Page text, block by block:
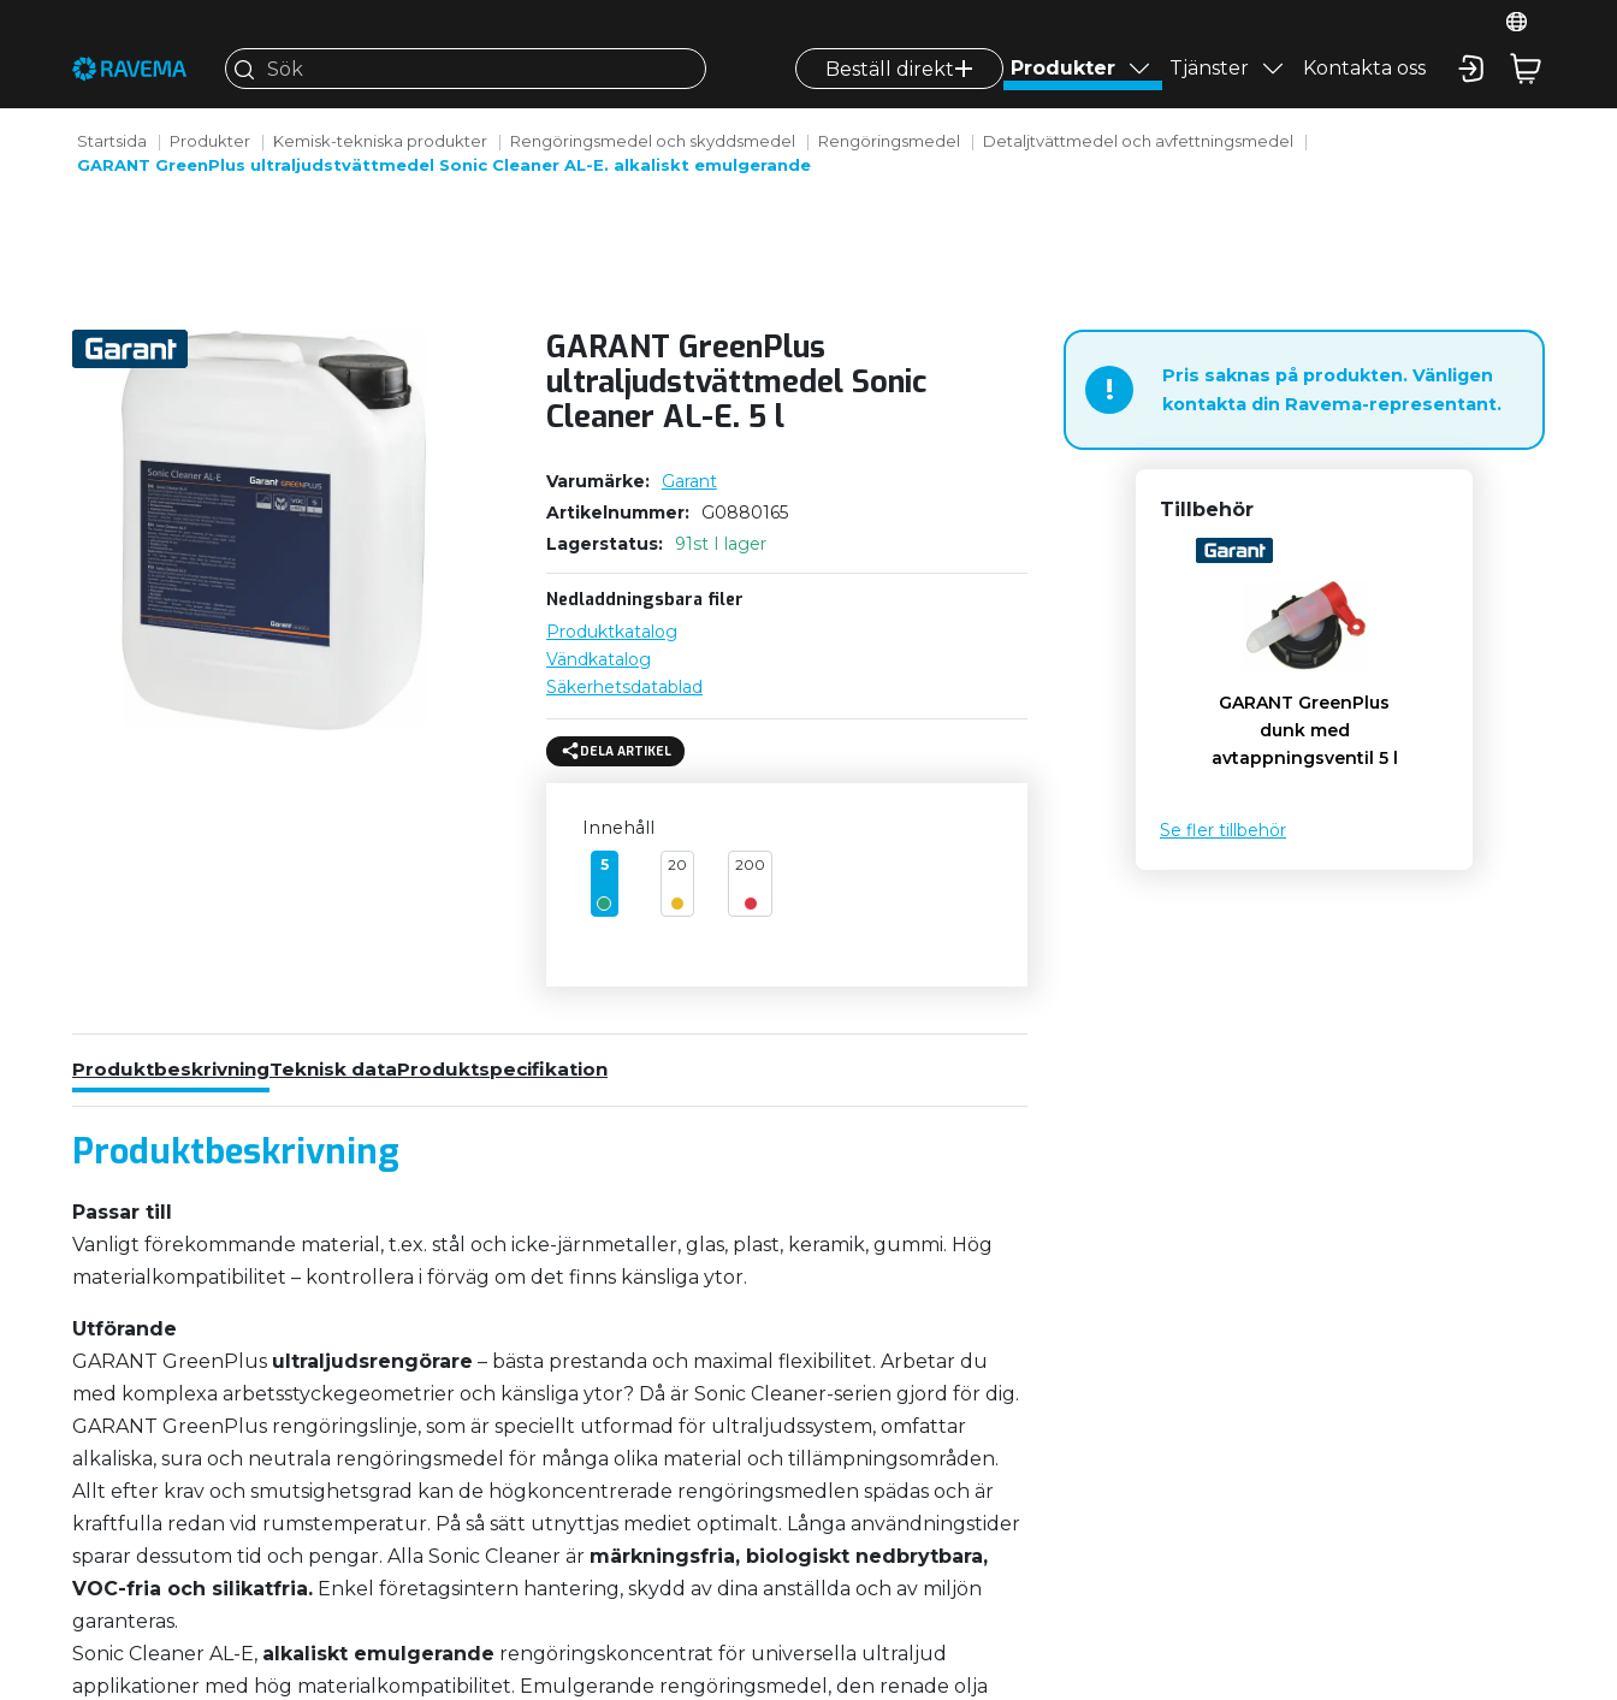
Beställ direkt Produkter Tjänster Kontakta oss
Startsida Produkter Kemisk-tekniska produkter Rengöringsmedel och skyddsmedel Rengöringsmedel
Detaljtvättmedel och avfettningsmedel
GARANT GreenPlus ultraljudstvättmedel Sonic Cleaner AL-E. alkaliskt emulgerande
GARANT GreenPlus
ultraljudstvättmedel Sonic
Cleaner AL-E. 5 l
!
Pris saknas på produkten. Vänligen
kontakta din Ravema-representant.
Tillbehör
GARANT GreenPlus
dunk med
avtappningsventil 5 l
Se fler tillbehör
Varumärke
Garant
Artikelnummer
G0880165
Lagerstatus
91st I lager
Nedladdningsbara filer
Produktkatalog
Vändkatalog
Säkerhetsdatablad
DELA ARTIKEL
Innehåll
5 20 200
ProduktbeskrivningTeknisk dataProduktspecifikation
Produktbeskrivning
Passar till
Vanligt förekommande material, t.ex. stål och icke-järnmetaller, glas, plast, keramik, gummi. Hög
materialkompatibilitet – kontrollera i förväg om det finns känsliga ytor.
Utförande
GARANT GreenPlus ultraljudsrengörare – bästa prestanda och maximal flexibilitet. Arbetar du
med komplexa arbetsstyckegeometrier och känsliga ytor? Då är Sonic Cleaner-serien gjord för dig.
GARANT GreenPlus rengöringslinje, som är speciellt utformad för ultraljudssystem, omfattar
alkaliska, sura och neutrala rengöringsmedel för många olika material och tillämpningsområden.
Allt efter krav och smutsighetsgrad kan de högkoncentrerade rengöringsmedlen spädas och är
kraftfulla redan vid rumstemperatur. På så sätt utnyttjas mediet optimalt. Långa användningstider
sparar dessutom tid och pengar. Alla Sonic Cleaner är märkningsfria, biologiskt nedbrytbara,
VOC-fria och silikatfria. Enkel företagsintern hantering, skydd av dina anställda och av miljön
garanteras.
Sonic Cleaner AL-E, alkaliskt emulgerande rengöringskoncentrat för universella ultraljud
applikationer med hög materialkompatibilitet. Emulgerande rengöringsmedel, den renade olja